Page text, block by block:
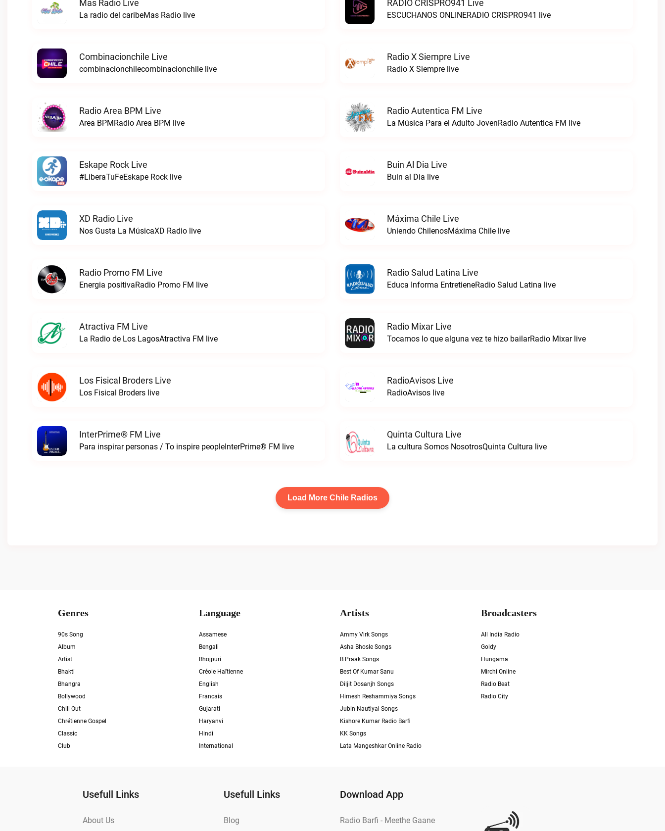
Mas Radio Live
La radio del caribeMas Radio live
RADIO CRISPRO941 Live
ESCUCHANOS ONLINERADIO CRISPRO941 live
Combinacionchile Live
combinacionchilecombinacionchile live
Radio X Siempre Live
Radio X Siempre live
Radio Area BPM Live
Area BPMRadio Area BPM live
Radio Autentica FM Live
La Música Para el Adulto JovenRadio Autentica FM live
Eskape Rock Live
#LiberaTuFeEskape Rock live
Buin Al Dia Live
Buin al Dia live
XD Radio Live
Nos Gusta La MúsicaXD Radio live
Máxima Chile Live
Uniendo ChilenosMáxima Chile live
Radio Promo FM Live
Energia positivaRadio Promo FM live
Radio Salud Latina Live
Educa Informa EntretieneRadio Salud Latina live
Atractiva FM Live
La Radio de Los LagosAtractiva FM live
Radio Mixar Live
Tocamos lo que alguna vez te hizo bailarRadio Mixar live
Los Fisical Broders Live
Los Fisical Broders live
RadioAvisos Live
RadioAvisos live
InterPrime® FM Live
Para inspirar personas / To inspire peopleInterPrime® FM live
Quinta Cultura Live
La cultura Somos NosotrosQuinta Cultura live
Load More Chile Radios
Genres
90s Song
Album
Artist
Bhakti
Bhangra
Bollywood
Chill Out
Chrétienne Gospel
Classic
Club
Language
Assamese
Bengali
Bhojpuri
Créole Haïtienne
English
Francais
Gujarati
Haryanvi
Hindi
International
Artists
Ammy Virk Songs
Asha Bhosle Songs
B Praak Songs
Best Of Kumar Sanu
Diljit Dosanjh Songs
Himesh Reshammiya Songs
Jubin Nautiyal Songs
Kishore Kumar Radio Barfi
KK Songs
Lata Mangeshkar Online Radio
Broadcasters
All India Radio
Goldy
Hungama
Mirchi Online
Radio Beat
Radio City
Usefull Links
About Us
Usefull Links
Blog
Download App
Radio Barfi - Meethe Gaane